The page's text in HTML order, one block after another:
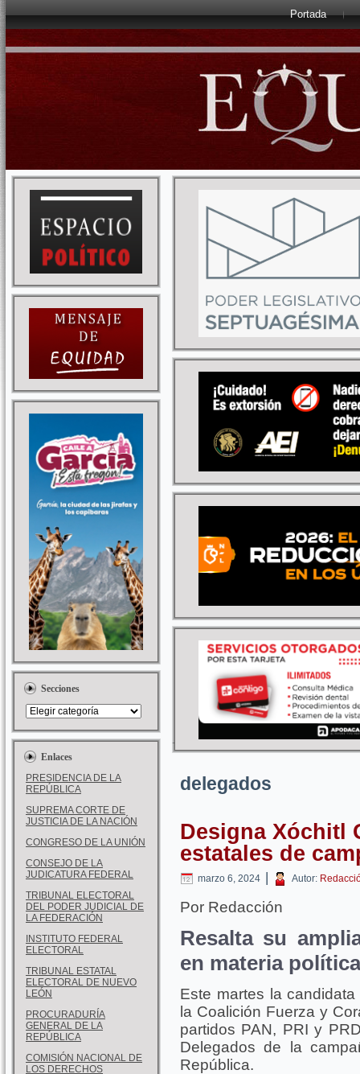
Portada
Secciones
Enlaces
PRESIDENCIA DE LA
REPÚBLICA
SUPREMA CORTE DE
JUSTICIA DE LA NACIÓN
CONGRESO DE LA UNIÓN
CONSEJO DE LA
JUDICATURA FEDERAL
TRIBUNAL ELECTORAL
DEL PODER JUDICIAL DE
LA FEDERACIÓN
INSTITUTO FEDERAL
ELECTORAL
TRIBUNAL ESTATAL
ELECTORAL DE NUEVO
LEÓN
PROCURADURÍA
GENERAL DE LA
REPÚBLICA
COMISIÓN NACIONAL DE
LOS DERECHOS
delegados
Designa Xóchitl
estatales de
marzo 6, 2024 | Autor:
Por Redacción
Resalta su
en materia política
Este martes la
la Coalición Fuerza y
partidos PAN, PRI y
Delegados de la
República.